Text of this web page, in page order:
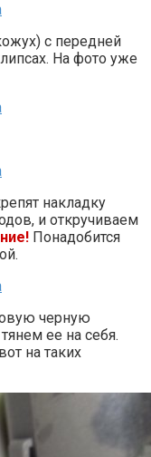
с передней
На фото уже
накладку
и откручиваем
Понадобится
черную
ее на себя.
на таких